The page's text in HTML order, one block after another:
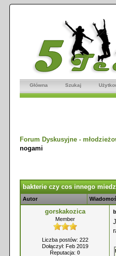
Główna Szukaj
Forum Dyskusyjne -
nogami
bakterie czy cos innego
Autor
gorskakozica
Member
Liczba postów: 222
Dołączył: Feb 2019
Reputacja: 0